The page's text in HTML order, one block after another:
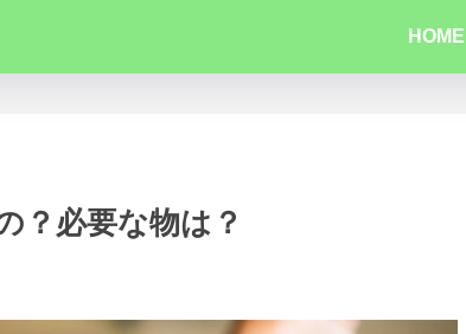
HOME
？必要な物は？